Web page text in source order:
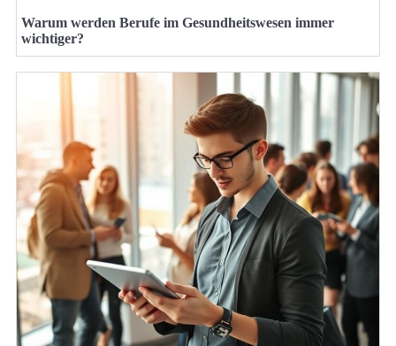
Warum werden Berufe im Gesundheitswesen immer
wichtiger?